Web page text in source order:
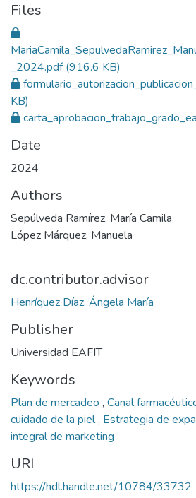
Files
_2024.pdf(916.6 KB)
KB)
Date
2024
Authors
Sepúlveda Ramírez, María Camila
López Márquez, Manuela
dc.contributor.advisor
Henríquez Díaz, Ángela María
Publisher
Universidad EAFIT
Keywords
Plan de mercadeo , Canal
cuidado de la piel, Estrategia de
integral de marketing
URI
https://hdl.handle.net/10784/33732